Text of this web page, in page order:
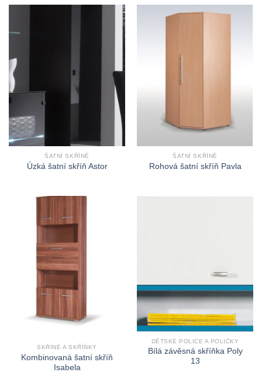
ŠATNÍ SKŘÍNĚ
Úzká šatní skříň Astor
ŠATNÍ SKŘÍNĚ
Rohová šatní skříň Pavla
SKŘÍNĚ A SKŘÍŇKY
Kombinovaná šatní skříň
Isabela
DĚTSKÉ POLICE A POLIČKY
Bílá závěsná skříňka Poly
13